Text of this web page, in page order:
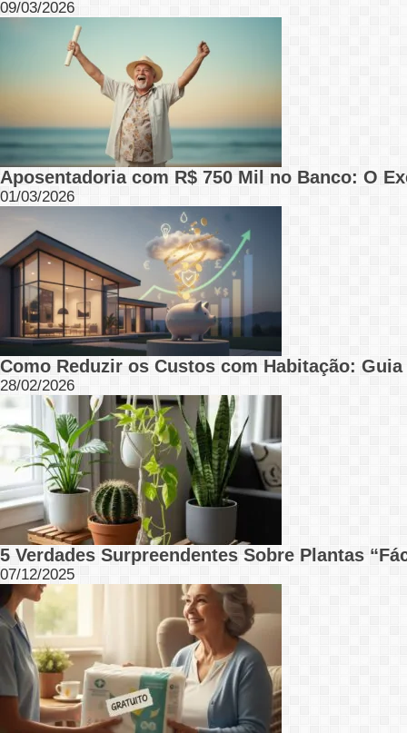
09/03/2026
Aposentadoria com R$ 750 Mil no Banco: O
01/03/2026
Como Reduzir os Custos com Habitação:
28/02/2026
5 Verdades Surpreendentes Sobre Plantas
07/12/2025